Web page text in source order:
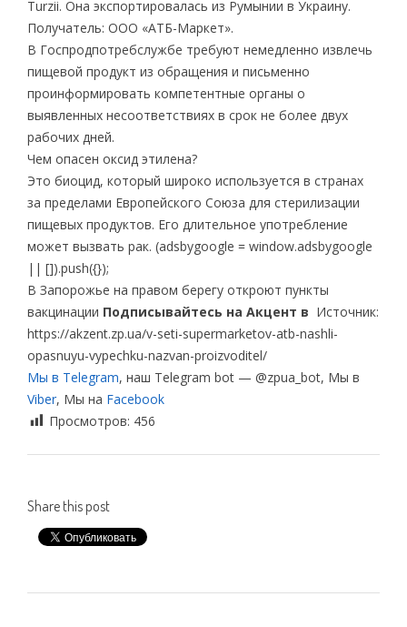
Turzii. Она экспортировалась из Румынии в Украину.
Получатель: ООО «АТБ-Маркет».
В Госпродпотребслужбе требуют немедленно извлечь
пищевой продукт из обращения и письменно
проинформировать компетентные органы о
выявленных несоответствиях в срок не более двух
рабочих дней.
Чем опасен оксид этилена?
Это биоцид, который широко используется в странах
за пределами Европейского Союза для стерилизации
пищевых продуктов. Его длительное употребление
может вызвать рак. (adsbygoogle = window.adsbygoogle
|| []).push({});
В Запорожье на правом берегу откроют пункты
вакцинации Подписывайтесь на Акцент в Источник:
https://akzent.zp.ua/v-seti-supermarketov-atb-nashli-
opasnuyu-vypechku-nazvan-proizvoditel/
Мы в Telegram, наш Telegram bot — @zpua_bot, Мы в
Viber, Мы на Facebook
Просмотров: 456
Share this post